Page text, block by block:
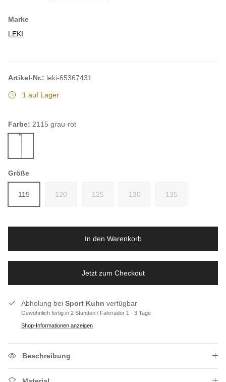
Marke
LEKI
Artikel-Nr.: leki-65367431
1 auf Lager
Farbe: 2115 grau-rot
Größe
115 120 125 130 135
In den Warenkorb
Jetzt zum Checkout
Abholung bei Sport Kuhn verfügbar
Gewöhnlich fertig in 2 Stunden / Fahrräder 1 - 3 Tage
Shop-Informationen anzeigen
Beschreibung